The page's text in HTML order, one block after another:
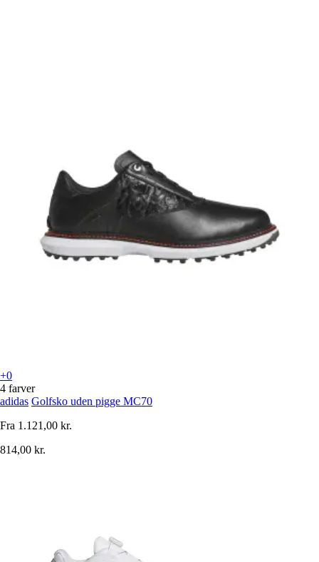
+0
4 farver
adidas Golfsko uden pigge MC70
Fra 1.121,00 kr.
814,00 kr.